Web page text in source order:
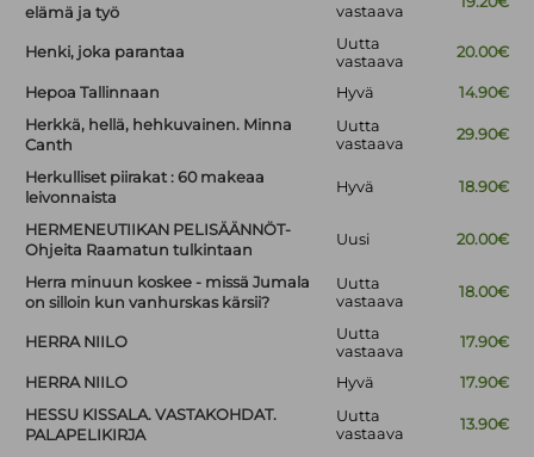
elämä ja työ
vastaava
Henki, joka parantaa
Uutta
vastaava
20.00€
Hepoa Tallinnaan Hyvä
14.90€
Herkkä, hellä, hehkuvainen. Minna
Canth
Uutta
vastaava
29.90€
Herkulliset piirakat : 60 makeaa
leivonnaista
Hyvä 18.90€
HERMENEUTIIKAN PELISÄÄNNÖT-
Ohjeita Raamatun tulkintaan
Uusi 20.00€
Herra minuun koskee - missä Jumala
on silloin kun vanhurskas kärsii?
Uutta
vastaava
18.00€
HERRA NIILO
Uutta
vastaava
17.90€
HERRA NIILO Hyvä
17.90€
HESSU KISSALA. VASTAKOHDAT.
PALAPELIKIRJA
Uutta
vastaava
13.90€